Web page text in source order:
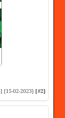
[15-02-2023] [#2]